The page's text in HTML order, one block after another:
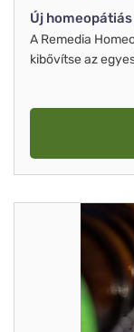
Új
A Remedia
kibővítse az